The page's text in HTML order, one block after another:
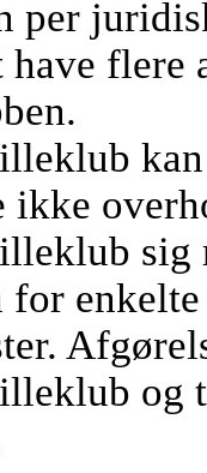
per
flere
ikke
for
og